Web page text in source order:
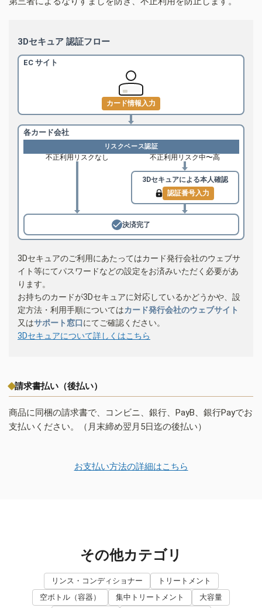
3Dセキュア 認証フロー
EC サイト
カード情報入力
各カード会社
リスクベース認証
不正利用リスクなし 不正利用リスク中〜高
3Dセキュアによる本人確認
認証番号入力
決済完了
3Dセキュアのご利用にあたってはカード発行会社のウェブサ
イト等にてパスワードなどの設定をお済みいただく必要があ
ります。
お持ちのカードが3Dセキュアに対応しているかどうかや、設
定方法・利用手順についてはカード発行会社のウェブサイト
又はサポート窓口にてご確認ください。
3Dセキュアについて詳しくはこちら
請求書払い（後払い）
商品に同梱の請求書で、コンビニ、銀行、PayB、銀行Payでお
支払いください。（月末締め翌月5日迄の後払い）
お支払い方法の詳細はこちら
その他カテゴリ
リンス・コンディショナー
トリートメント
空ボトル（容器）
集中トリートメント
大容量